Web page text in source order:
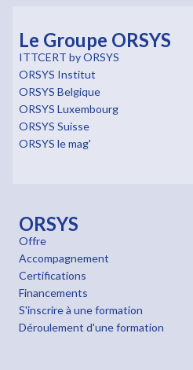
Le Groupe ORSYS
ITTCERT by ORSYS
ORSYS Institut
ORSYS Belgique
ORSYS Luxembourg
ORSYS Suisse
ORSYS le mag'
ORSYS
Offre
Accompagnement
Certifications
Financements
S'inscrire à une formation
Déroulement d'une formation